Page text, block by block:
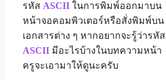
รหัส ASCII ในการพิมพ์ออกมาบน
หน้าจอคอมพิวเตอร์หรือสั่งพิมพ์บน
เอกสารต่าง ๆ หากอยากจะรู้ว่ารหัส
ASCII มีอะไรบ้างในบทความหน้า
ครูจะเอามาให้ดูนะครับ